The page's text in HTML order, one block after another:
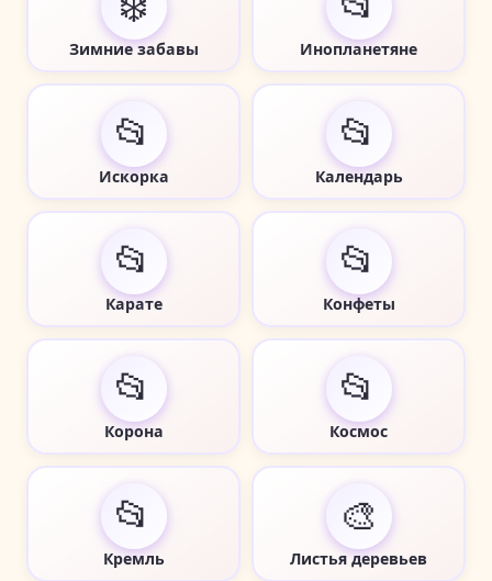
Зимние забавы Инопланетяне
📂
Искорка
📂
Календарь
📂
Карате
📂
Конфеты
📂
Корона
📂
Космос
📂
Кремль
🎨
Листья деревьев